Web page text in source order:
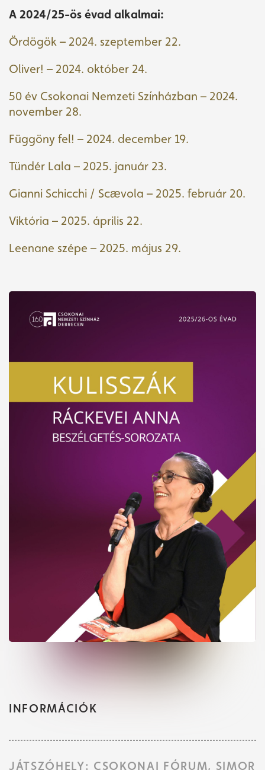
A 2024/25-ös évad alkalmai:
Ördögök – 2024. szeptember 22.
Oliver! – 2024. október 24.
50 év Csokonai Nemzeti Színházban – 2024.
november 28.
Függöny fel! – 2024. december 19.
Tündér Lala – 2025. január 23.
Gianni Schicchi / Scævola – 2025. február 20.
Viktória – 2025. április 22.
Leenane szépe – 2025. május 29.
INFORMÁCIÓK
JÁTSZÓHELY: CSOKONAI FÓRUM, SIMOR